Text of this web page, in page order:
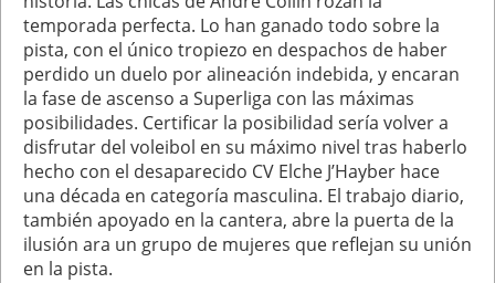
temporada perfecta. Lo han ganado todo sobre la
pista, con el único tropiezo en despachos de haber
perdido un duelo por alineación indebida, y encaran
la fase de ascenso a Superliga con las máximas
posibilidades. Certificar la posibilidad sería volver a
disfrutar del voleibol en su máximo nivel tras haberlo
hecho con el desaparecido CV Elche J’Hayber hace
una década en categoría masculina. El trabajo diario,
también apoyado en la cantera, abre la puerta de la
ilusión ara un grupo de mujeres que reflejan su unión
en la pista.